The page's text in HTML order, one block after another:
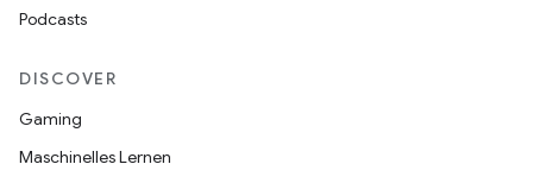
Podcasts
DISCOVER
Gaming
Maschinelles Lernen